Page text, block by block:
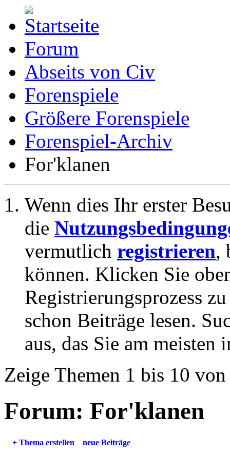
Forum
Abseits von Civ
Forenspiele
Größere Forenspiele
Forenspiel-Archiv
For'klanen
Wenn dies Ihr erster
die
vermutlich registrieren,
können. Klicken Sie
Registrierungsprozess
schon Beiträge lesen.
aus, das Sie am meisten
Zeige Themen 1 bis 10
Forum: For'klanen
+ Thema erstellen neue Beiträge